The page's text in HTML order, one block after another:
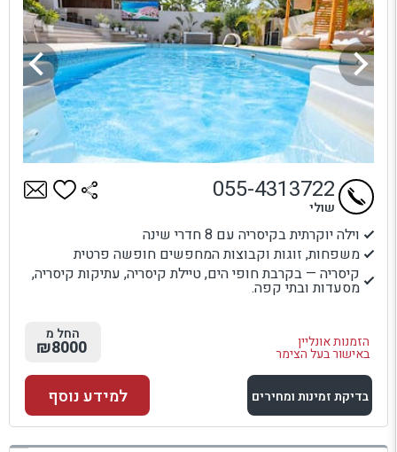
וילה יוקרתית בקיסריה עם 8 חדרי שינה
משפחות, זוגות וקבוצות המחפשים חופשה פרטית
קיסריה — בקרבת חופי הים, טיילת קיסריה, עתיקות קיסריה,
מסעדות ובתי קפה.
הזמנות אונליין
באישור בעל הצימר
055-4313722
שולי
החל מ
₪8000
בדיקת זמינות ומחירים
למתחם זה
למידע נוסף